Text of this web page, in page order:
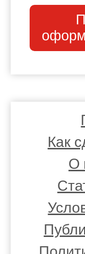
Как
О